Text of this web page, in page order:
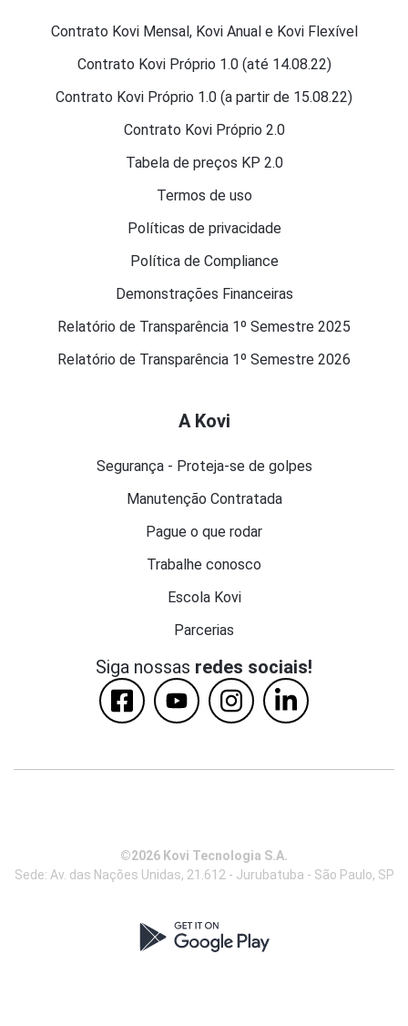
Contrato Kovi Mensal, Kovi Anual e Kovi Flexível
Contrato Kovi Próprio 1.0 (até 14.08.22)
Contrato Kovi Próprio 1.0 (a partir de 15.08.22)
Contrato Kovi Próprio 2.0
Tabela de preços KP 2.0
Termos de uso
Políticas de privacidade
Política de Compliance
Demonstrações Financeiras
Relatório de Transparência 1º Semestre 2025
Relatório de Transparência 1º Semestre 2026
A Kovi
Segurança - Proteja-se de golpes
Manutenção Contratada
Pague o que rodar
Trabalhe conosco
Escola Kovi
Parcerias
Siga nossas redes sociais!
©2026 Kovi Tecnologia S.A.
Sede: Av. das Nações Unidas, 21.612 - Jurubatuba - São Paulo, SP